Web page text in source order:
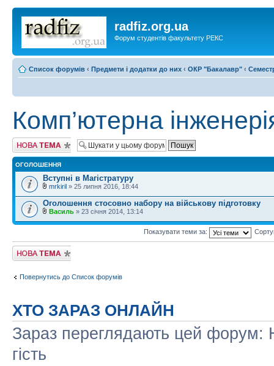
radfiz.org.ua
Форум студентів факультету РЕКС
Список форумів ‹ Предмети і додатки до них ‹ ОКР "Бакалавр" ‹
Комп’ютерна
Створити нову
тему
ОГОЛОШЕННЯ
Вступні в Магістратуру
mrkiril » 25 липня 2016, 18:44
Оголошення стосовно набору на військову підготовку
Василь » 23 січня 2014, 13:14
Показувати теми за:
Створити нову
тему
Повернутись до Список форумів
ХТО ЗАРАЗ ОНЛАЙН
Зараз переглядають цей форум:
гість